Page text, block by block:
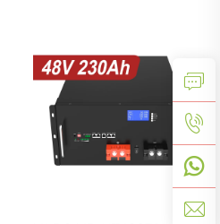
перезаряджальний
акумулятор глибокого
циклу, сонячний